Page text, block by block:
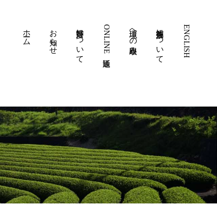
ホーム お知らせ 嬉野茶について ONLINE通販 環境への取組み 徳永製茶について ENGLISH